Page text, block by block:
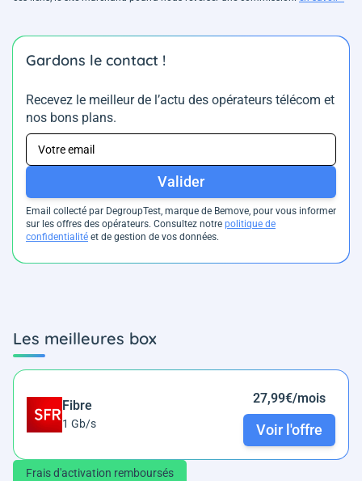
Gardons le contact !
Recevez le meilleur de l’actu des opérateurs télécom et
nos bons plans.
Valider
Email collecté par DegroupTest, marque de Bemove, pour vous informer
sur les offres des opérateurs. Consultez notre politique de
confidentialité et de gestion de vos données.
Les meilleures box
Fibre
1 Gb/s
27,99€/mois
Voir l'offre
Frais d'activation remboursés